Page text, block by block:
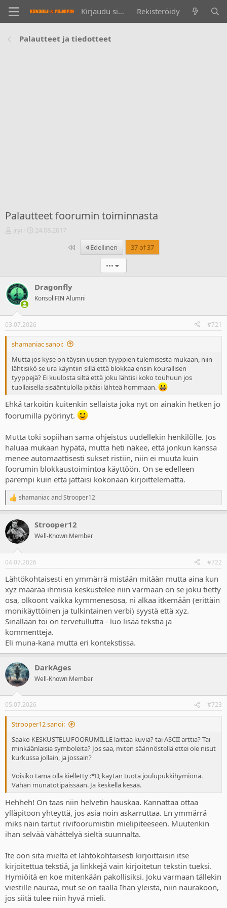
Kirjaudu sisään Rekisteröidy
Palautteet ja tiedotteet
Palautteet foorumin toiminnasta
V
k
e
t
u
n
a
l
o
i
t
t
a
j
jryi
A
s
ä
v
ä
m
ä
ä
r
ä
24.08.2017
Ensimmäinen
Edellinen
37 of 37
•••
Dragonfly
KonsoliFIN Alumni
03.07.2026 #721
shamaniac sanoi:
Mutta jos kyse on täysin uusien tyyppien tulemisesta mukaan, niin
lähtisikö se ura käyntiin sillä että blokkaa ensin kourallisen
tyyppejä? Ei kuulosta siltä että joku lähtisi koko touhuun jos
tuollaisella sisääntulolla pitäisi lähteä hommaan.
Ehkä tarkoitin kuitenkin sellaista joka nyt on ainakin hetken jo
foorumilla pyörinyt.
Mutta toki sopiihan sama ohjeistus uudellekin henkilölle. Jos
haluaa mukaan hypätä, mutta heti näkee, että jonkun kanssa
menee automaattisesti sukset ristiin, niin ei muuta kuin
foorumin blokkaustoimintoa käyttöön. On se edelleen
parempi kuin että jättäisi kokonaan kirjoittelematta.
R
e
c
t
i
s
shamaniacandStrooper12
Strooper12
Well-Known Member
04.07.2026 #722
Lähtökohtaisesti en ymmärrä mistään mitään mutta aina kun
xyz määrää ihmisiä keskustelee niin varmaan on se joku tietty
osa, olkoont vaikka kymmenesosa, ni alkaa itkemään (erittäin
monikäyttöinen ja tulkintainen verbi) syystä että xyz.
Sinällään toi on tervetullutta - luo lisää tekstiä ja
kommentteja.
Eli muna-kana mutta eri kontekstissa.
DarkAges
Well-Known Member
05.07.2026 #723
Strooper12 sanoi:
Saako KESKUSTELUFOORUMILLE laittaa kuvia? tai ASCII arttia? Tai
minkäänlaisia symboleita? Jos saa, miten säännöstellä ettei ole nisut
kurkussa jollain, ja jossain?
Voisiko tämä olla kielletty :*D, käytän tuota joulupukkihymiönä.
Vähän munatotipäissään. Ja keskellä kesää.
Hehheh! On taas niin helvetin hauskaa. Kannattaa ottaa
ylläpitoon yhteyttä, jos asia noin askarruttaa. En ymmärrä
miks näin tartut rivifoorumistin mielipiteeseen. Muutenkin
ihan selvää vähättelyä sieltä suunnalta.
Ite oon sitä mieltä et lähtökohtaisesti kirjoittaisin itse
kirjoitettua tekstiä, ja linkkejä vain kirjoitetun tekstin tueksi.
Hymiöitä en koe mitenkään pakollisiksi. Joku varmaan tällekin
viestille nauraa, mut se on täällä Ihan yleistä, niin naurakoon,
jos siitä tulee niin hyvä mieli.